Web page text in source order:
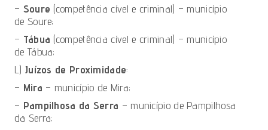
– Soure (competência cível e criminal) – município
de Soure;
– Tábua (competência cível e criminal) – município
de Tábua;
L) Juízos de Proximidade:
– Mira – município de Mira;
– Pampilhosa da Serra – município de Pampilhosa
da Serra;